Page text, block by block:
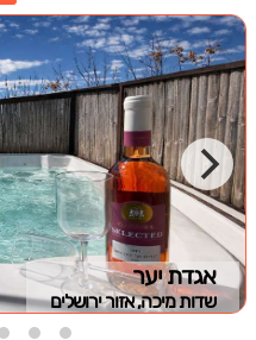
אגדת יער
שדות מיכה, אזור ירושלים